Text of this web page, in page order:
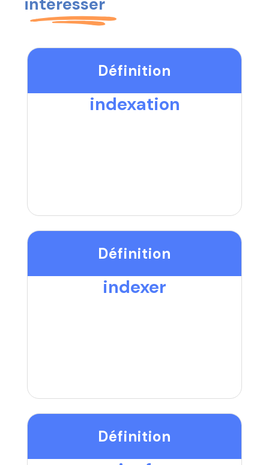
Définition
indexation
Définition
indexer
Définition